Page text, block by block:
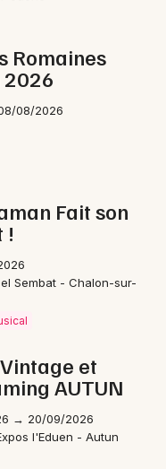
Comté
Romaines
08/2026
Fait son
!
Sembat - Chalon-sur-
et
AUTUN
→ 20/09/2026
l'Eduen - Autun